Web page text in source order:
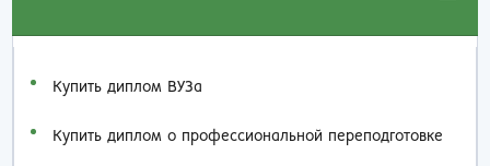
Купить диплом ВУЗа
Купить диплом о профессиональной переподготовке